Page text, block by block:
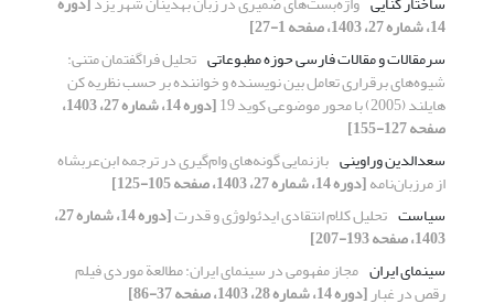
14، شماره 27، 1403، صفحه 1-27]
سرمقالات و مقالات فارسی حوزه مطبوعاتی تحلیل فراگفتمان متنی:
شیوه‌های برقراری تعامل بین نویسنده و خواننده بر حسب نظریه کن
هایلند (2005) با محور موضوعی کوید 19 [دوره 14، شماره 27، 1403،
صفحه 127-155]
سعد‌الدین وراوینی بازنمایی گونه‌های وام‌گیری در ترجمه ابن‌عربشاه
از مرزبان‌نامه[دوره 14، شماره 27، 1403، صفحه 105-125]
سیاست تحلیل کلام انتقادی ایدئولوژی و قدرت [دوره 14، شماره 27،
1403، صفحه 193-207]
سینمای ایران مجاز مفهومی در سینمای ایران: مطالعة ‌موردی فیلم
رقص در غبار[دوره 14، شماره 28، 1403، صفحه 37-86]